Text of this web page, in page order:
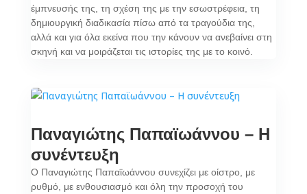
έμπνευσής της, τη σχέση της με την εσωστρέφεια, τη
δημιουργική διαδικασία πίσω από τα τραγούδια της,
αλλά και για όλα εκείνα που την κάνουν να ανεβαίνει στη
σκηνή και να μοιράζεται τις ιστορίες της με το κοινό.
Παναγιώτης Παπαϊωάννου – Η
συνέντευξη
Ο Παναγιώτης Παπαϊωάννου συνεχίζει με οίστρο, με
ρυθμό, με ενθουσιασμό και όλη την προσοχή του